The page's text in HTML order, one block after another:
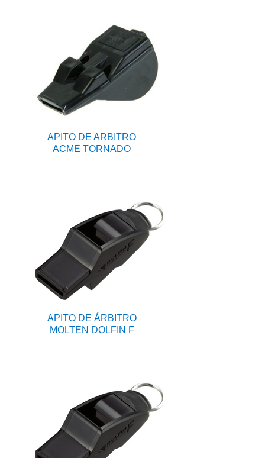
APITO DE ARBITRO
ACME TORNADO
APITO DE ÁRBITRO
MOLTEN DOLFIN F